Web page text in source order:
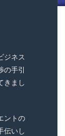
ジネス
手引
きまし
ントの
伝いし